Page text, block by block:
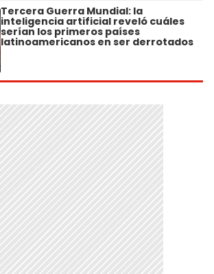
Tercera Guerra Mundial: la
inteligencia artificial reveló cuáles
serían los primeros países
latinoamericanos en ser derrotados